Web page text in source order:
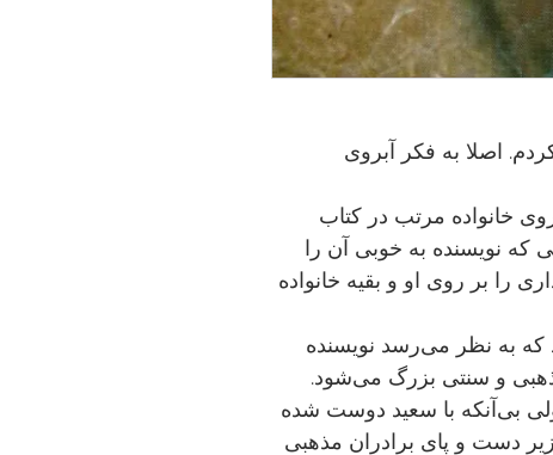
اصلا به فکر آبروى
خانواده مرتب در کتاب
که نويسنده به خوبى آن را
را بر روى او و بقيه خانواده
به نظر مى‌رسد نويسنده
و سنتى بزرگ مى‌شود.
بى‌آنکه با سعيد دوست شده
دست و پاى برادران مذهبى